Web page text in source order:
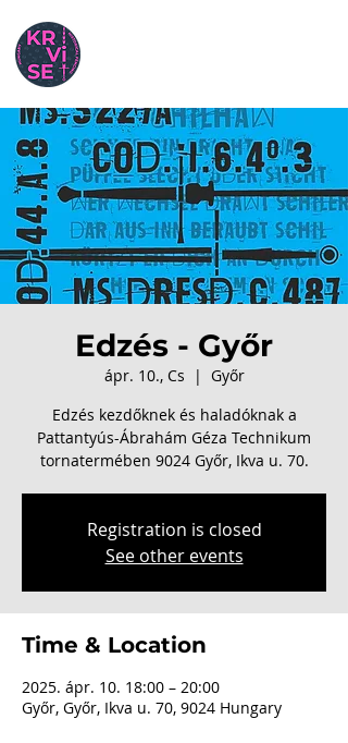
Edzés - Győr
ápr. 10., Cs
  |
Győr
Edzés kezdőknek és haladóknak a
Pattantyús-Ábrahám Géza Technikum
tornatermében 9024 Győr, Ikva u. 70.
Registration is closed
See other events
Time & Location
2025. ápr. 10. 18:00 – 20:00
Győr, Győr, Ikva u. 70, 9024 Hungary